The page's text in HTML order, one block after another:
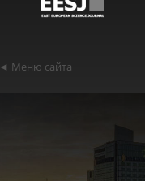
◄ Меню сайта